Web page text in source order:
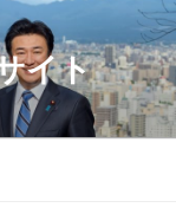
イト